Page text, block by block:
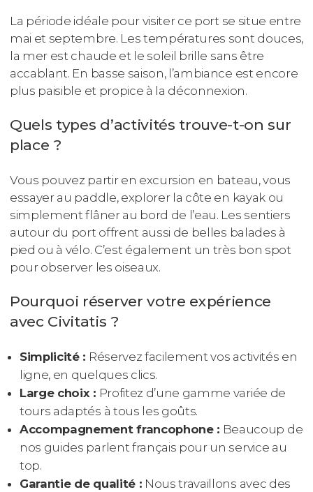
La période idéale pour visiter ce port se situe entre
mai et septembre. Les températures sont douces,
la mer est chaude et le soleil brille sans être
accablant. En basse saison, l’ambiance est encore
plus paisible et propice à la déconnexion.
Quels types d’activités trouve-t-on sur
place ?
Vous pouvez partir en excursion en bateau, vous
essayer au paddle, explorer la côte en kayak ou
simplement flâner au bord de l’eau. Les sentiers
autour du port offrent aussi de belles balades à
pied ou à vélo. C’est également un très bon spot
pour observer les oiseaux.
Pourquoi réserver votre expérience
avec Civitatis ?
Simplicité : Réservez facilement vos activités en
ligne, en quelques clics.
Large choix : Profitez d’une gamme variée de
tours adaptés à tous les goûts.
Accompagnement francophone : Beaucoup de
nos guides parlent français pour un service au
top.
Garantie de qualité : Nous travaillons avec des